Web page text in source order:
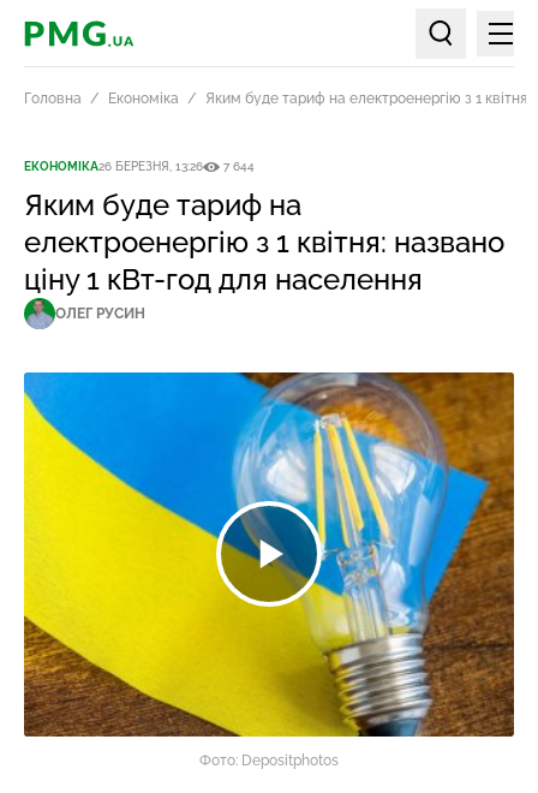
PMG.ua
Пошук по
Головна Економіка Яким буде тариф на електроенергію з 1
ЕКОНОМІКА26 БЕРЕЗНЯ, 13:26 7 644
Яким буде тариф на
електроенергію з 1 квітня: названо
ціну 1 кВт-год для населення
ОЛЕГ РУСИН
Фото: Depositphotos